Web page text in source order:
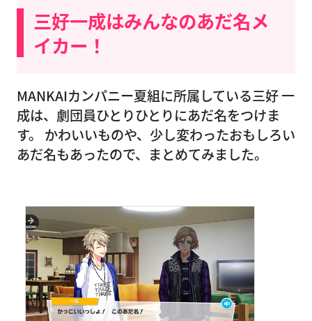
三好一成はみんなのあだ名メ
イカー！
MANKAIカンパニー夏組に所属している三好 一
成は、劇団員ひとりひとりにあだ名をつけま
す。 かわいいものや、少し変わったおもしろい
あだ名もあったので、まとめてみました。